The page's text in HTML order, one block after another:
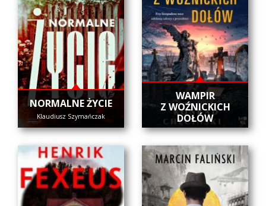
NORMALNE ŻYCIE
Klaudiusz Szymańczak
WAMPIR
Z WOŹNICKICH
DOŁÓW